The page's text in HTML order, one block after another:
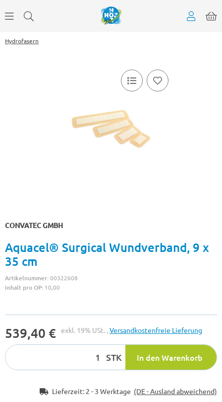
Hydrofasern
CONVATEC GMBH
Aquacel® Surgical Wundverband, 9 x
35 cm
Artikelnummer:00322608
Inhalt pro OP: 10,00
539,40 € exkl. 19% USt. ,Versandkostenfreie Lieferung
STK In den Warenkorb
Lieferzeit: 2 - 3 Werktage (DE - Ausland abweichend)